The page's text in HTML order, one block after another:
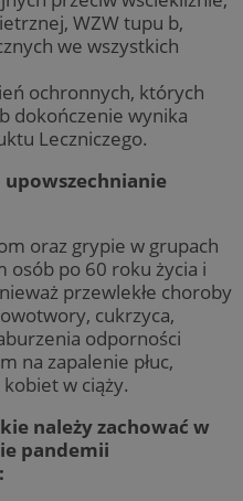
WZW tupu b,
we wszystkich
ochronnych, których
dokończenie wynika
Leczniczego.
oraz grypie w grupach
osób po 60 roku życia i
przewlekłe choroby
cukrzyca,
odporności
na zapalenie płuc,
w ciąży.
należy zachować w
pandemii